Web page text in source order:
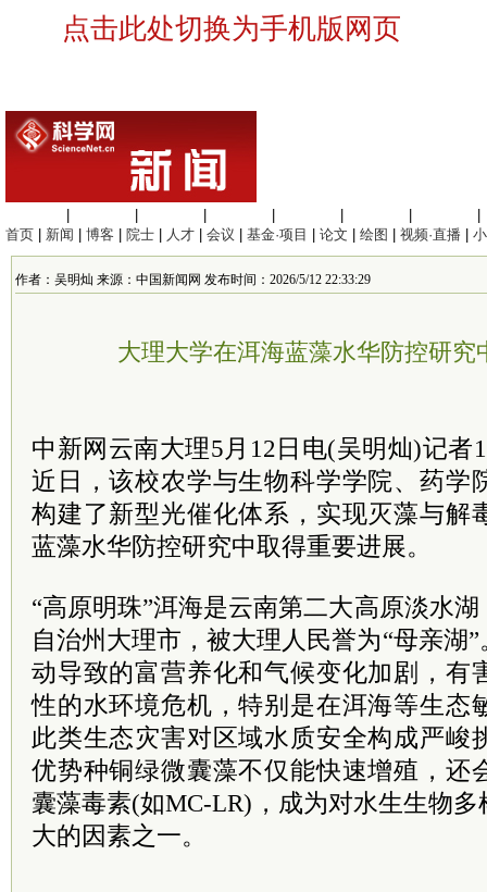
点击此处切换为手机版网页
首页
新闻 博客 院士 人才 会议 基金·项目 论文 绘图 视频·直播
作者：吴明灿 来源：中国新闻网 发布时间：2026/5/12 22:33:29
大理大学在洱海蓝藻水华防控研究
中新网云南大理5月12日电(吴明灿)记者
近日，该校农学与生物科学学院、药学
构建了新型光催化体系，实现灭藻与解
蓝藻水华防控研究中取得重要进展。
“高原明珠”洱海是云南第二大高原淡水
自治州大理市，被大理人民誉为“母亲湖
动导致的富营养化和气候变化加剧，有
性的水环境危机，特别是在洱海等生态
此类生态灾害对区域水质安全构成严峻
优势种铜绿微囊藻不仅能快速增殖，还
囊藻毒素(如MC-LR)，成为对水生生物
大的因素之一。